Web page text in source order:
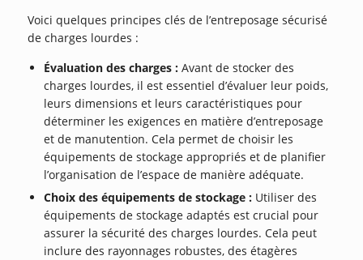
Voici quelques principes clés de l’entreposage sécurisé
de charges lourdes :
Évaluation des charges : Avant de stocker des
charges lourdes, il est essentiel d’évaluer leur poids,
leurs dimensions et leurs caractéristiques pour
déterminer les exigences en matière d’entreposage
et de manutention. Cela permet de choisir les
équipements de stockage appropriés et de planifier
l’organisation de l’espace de manière adéquate.
Choix des équipements de stockage : Utiliser des
équipements de stockage adaptés est crucial pour
assurer la sécurité des charges lourdes. Cela peut
inclure des rayonnages robustes, des étagères